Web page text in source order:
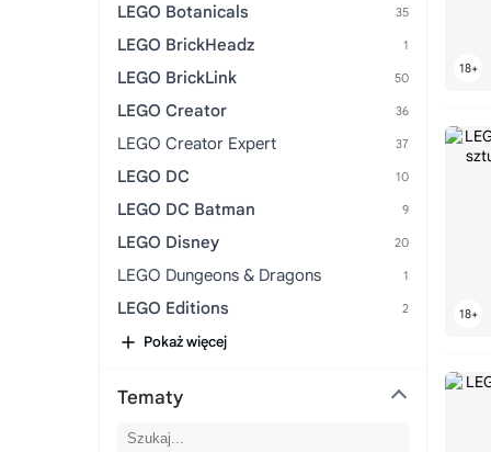
LEGO Botanicals
LEGO BrickHeadz
LEGO BrickLink
LEGO Creator
LEGO Creator Expert
LEGO DC
LEGO DC Batman
LEGO Disney
LEGO Dungeons & Dragons
LEGO Editions
LEGO Fast and Furious
LEGO Ghostbusters
LEGO Harry Potter
Pokaż więcej
Tematy